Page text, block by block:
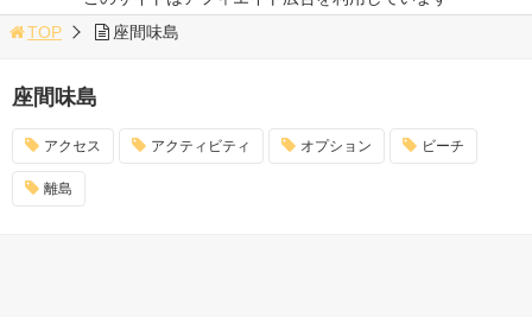
TOP
座間味島
座間味島
アクセス アクティビティ オプション ビーチ
離島